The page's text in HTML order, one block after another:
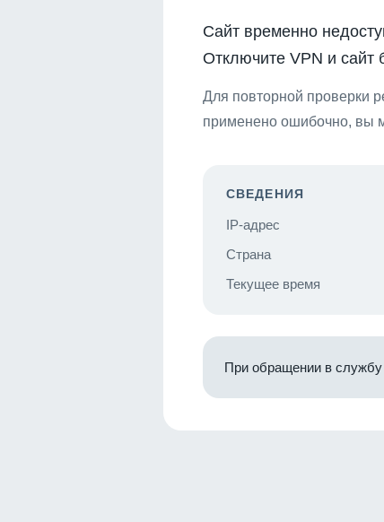
Сайт временно
Отключите VPN и сайт
Для повторной проверки
применено ошибочно, вы
СВЕДЕНИЯ
IP-адрес
Страна
Текущее время
При обращении в службу